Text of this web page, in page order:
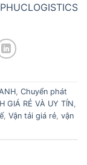
, Chuyển phát
GIÁ RẺ VÀ UY TÍN
, Vận tải giá rẻ, vận